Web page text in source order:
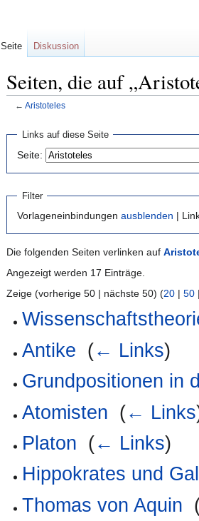
Seiten, die auf
← Aristoteles
Navigation
springen
springen
Links auf diese Seite
Seite:
Filter
Vorlageneinbindungen ausblenden |
Die folgenden Seiten verlinken auf
Angezeigt werden 17 Einträge.
Zeige (vorherige 50 | nächste 50) (20 | 50
Antike (← Links)
Grundpositionen in
Atomisten (← Links
Platon (← Links)
Hippokrates und
Thomas von Aquin
Seite Diskussion